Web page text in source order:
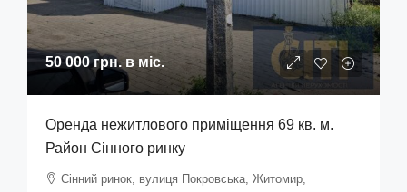
50 000 грн.в міс.
Оренда нежитлового приміщення 69 кв. м.
Район Сінного ринку
Сінний ринок, вулиця Покровська, Житомир,